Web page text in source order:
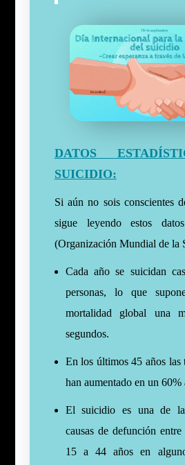
DATOS
SUICIDIO:
Si aún no sois conscientes
sigue leyendo estos
(Organización Mundial de la
Cada año se suicidan
personas, lo que
mortalidad global una
segundos.
En los últimos 45 años las
han aumentado en un
El suicidio es una de
causas de defunción
15 a 44 años en